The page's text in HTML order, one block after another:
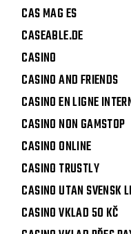
CAS MAG ES
CASEABLE.DE
CASINO
CASINO AND FRIENDS
CASINO EN LIGNE
CASINO NON GAMSTOP
CASINO ONLINE
CASINO TRUSTLY
CASINO UTAN SVENSK
CASINO VKLAD 50 KČ